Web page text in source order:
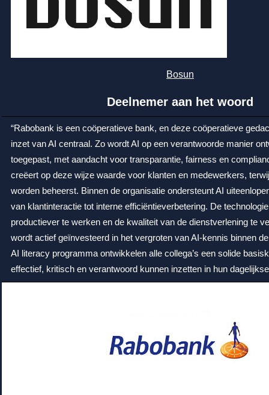
Bosun
Deelnemer aan het woord
“Rabobank is een coöperatieve bank, en deze coöperatieve
inzet van AI centraal. Zo wordt AI op een verantwoorde manier
toegepast, met aandacht voor transparantie, fairness en
creëert op deze wijze waarde voor klanten en medewerkers,
worden beheerst. Binnen de organisatie ondersteunt AI
van klantinteractie tot interne efficiëntieverbetering. De
productiever te werken en de kwaliteit van de dienstverlening te
wordt actief geïnvesteerd in het vergroten van AI-kennis binnen
AI literacy programma ontwikkelen alle collega’s een solide
effectief, kritisch en verantwoord kunnen inzetten in hun